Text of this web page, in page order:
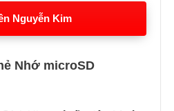
Nguyễn Kim
Nhớ microSD